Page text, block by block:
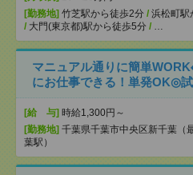
[勤務地] 竹芝駅から徒歩2分 / 浜松町駅
/ 大門(東京都)駅から徒歩5分 / …
マニュアル通りに簡単
にお仕事できる！単発OK◎
[給 与] 時給1,300円～
[勤務地] 千葉県千葉市中央区新千葉（
葉駅）